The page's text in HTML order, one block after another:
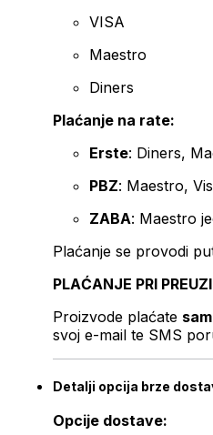
VISA
Maestro
Diners
Plaćanje na rate:
Erste: Diners,
PBZ: Maestro,
ZABA: Maestro
Plaćanje se provodi
PLAĆANJE PRI
Proizvode plaćate
svoj e-mail te SMS
Detalji opcija brze
Opcije dostave: